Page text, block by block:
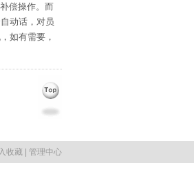
偿操作。而
动话，对员
如有需要，
收藏 管理中心